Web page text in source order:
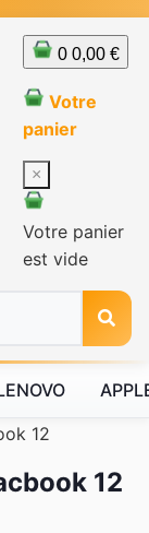
0 0,00 €
Votre
panier
×
Votre panier
est vide
12
12